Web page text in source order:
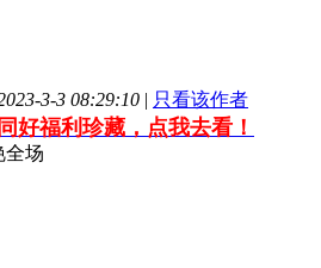
3-3 08:29:10 | 只看该作者
好福利珍藏，点我去看！
全场